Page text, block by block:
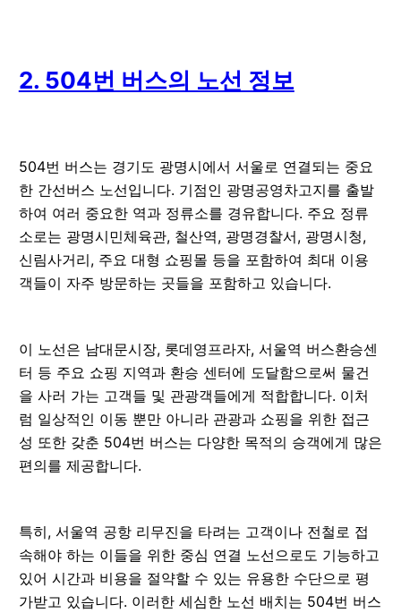
2. 504번 버스의 노선 정보
504번 버스는 경기도 광명시에서 서울로 연결되는 중요
한 간선버스 노선입니다. 기점인 광명공영차고지를 출발
하여 여러 중요한 역과 정류소를 경유합니다. 주요 정류
소로는 광명시민체육관, 철산역, 광명경찰서, 광명시청,
신림사거리, 주요 대형 쇼핑몰 등을 포함하여 최대 이용
객들이 자주 방문하는 곳들을 포함하고 있습니다.
이 노선은 남대문시장, 롯데영프라자, 서울역 버스환승센
터 등 주요 쇼핑 지역과 환승 센터에 도달함으로써 물건
을 사러 가는 고객들 및 관광객들에게 적합합니다. 이처
럼 일상적인 이동 뿐만 아니라 관광과 쇼핑을 위한 접근
성 또한 갖춘 504번 버스는 다양한 목적의 승객에게 많은
편의를 제공합니다.
특히, 서울역 공항 리무진을 타려는 고객이나 전철로 접
속해야 하는 이들을 위한 중심 연결 노선으로도 기능하고
있어 시간과 비용을 절약할 수 있는 유용한 수단으로 평
가받고 있습니다. 이러한 세심한 노선 배치는 504번 버스